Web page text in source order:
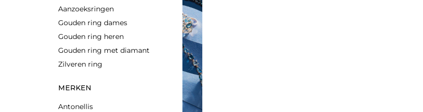
Aanzoeksringen
Gouden ring dames
Gouden ring heren
Gouden ring met diamant
Zilveren ring
MERKEN
Antonellis